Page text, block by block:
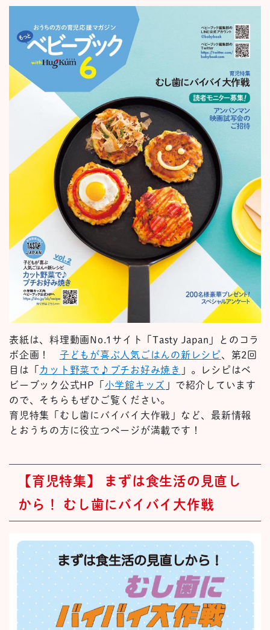
表紙は、料理動画No.1サイト「Tasty Japan」とのコラ
ボ企画！ 子どもが喜ぶ人気ごはんの新レシピ、第2回
目は「
カット野菜で♪プチお好み焼き 」。レシピはベ
ビーブック公式HP「 小学館キッズ 」で紹介しています
ので、そちらもぜひご覧ください。
育児特集「むし歯にバイバイ大作戦」など、最新情報
とおうちの方に役立つページが満載です！
【育児特集】 まずは食生活の見直し
から！ むし歯にバイバイ大作戦